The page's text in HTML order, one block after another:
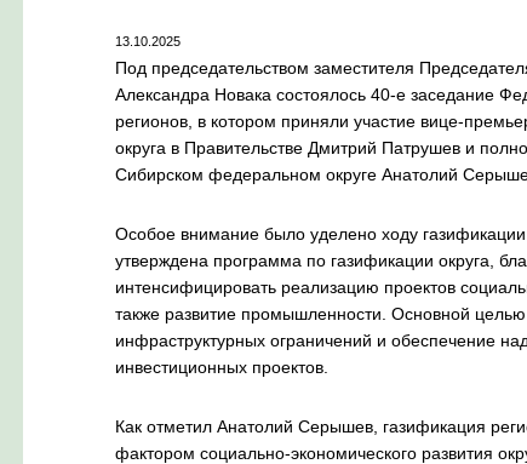
13.10.2025
Под председательством заместителя
Александра Новака состоялось 40-е заседание
регионов, в котором приняли участие вице-
округа в Правительстве Дмитрий Патрушев и
Сибирском федеральном округе Анатолий
Особое внимание было уделено ходу
утверждена программа по газификации округа,
интенсифицировать реализацию проектов
также развитие промышленности. Основной
инфраструктурных ограничений и обеспечение
инвестиционных проектов.
Как отметил Анатолий Серышев, газификация
фактором социально-экономического развития